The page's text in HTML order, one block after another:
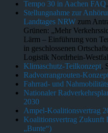
Tempo 30 in Aachen FAQ
Stellungnahme zur
Landtages NRW zum
Grünen: „Mehr
Lärm – Einführung von
in geschlossenen
Logistik Nordrhein-
Klimaschutz-Teilkonzept,
Radvorrangrouten-
Fahrrad- und
Nationaler
2030
Ampel-Koalitionsvertrag
Koalitionsvertrag Zukunft
„Bunte“)